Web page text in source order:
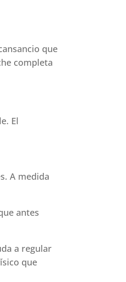
que
completa
El
A medida
antes
a regular
que